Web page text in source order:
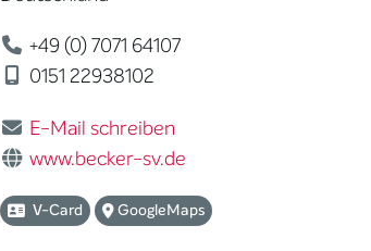
+49 (0) 7071 64107
0151 22938102
E-Mail schreiben
www.becker-sv.de
V-Card GoogleMaps